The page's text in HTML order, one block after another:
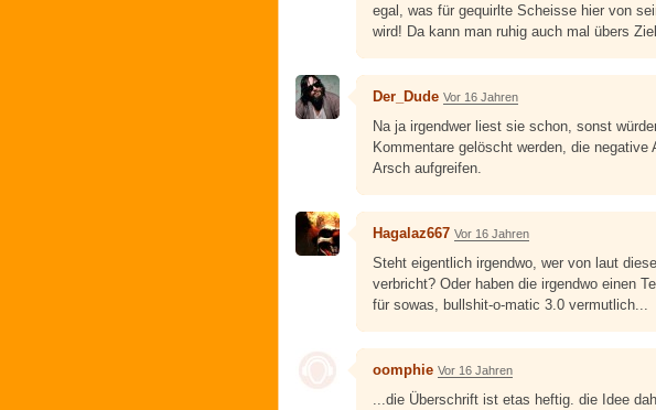
egal, was für gequirlte Scheisse hier von
wird! Da kann man ruhig auch mal übers
Der_Dude Vor 16 Jahren
Na ja irgendwer liest sie schon, sonst
Kommentare gelöscht werden, die negative
Arsch aufgreifen.
Hagalaz667 Vor 16 Jahren
Steht eigentlich irgendwo, wer von laut
verbricht? Oder haben die irgendwo einen
für sowas, bullshit-o-matic 3.0 vermutlich...
oomphie Vor 16 Jahren
...die Überschrift ist etas heftig. die Idee